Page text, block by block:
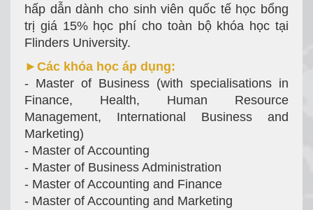
hấp dẫn dành cho sinh viên quốc tế học bổng
trị giá 15% học phí cho toàn bộ khóa học tại
Flinders University.
►Các khóa học áp dụng:
- Master of Business (with specialisations in
Finance, Health, Human Resource
Management, International Business and
Marketing)
- Master of Accounting
- Master of Business Administration
- Master of Accounting and Finance
- Master of Accounting and Marketing